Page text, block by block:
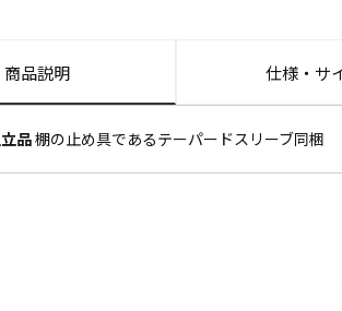
商品説明 仕様・サ
品棚の止め具であるテーパードスリーブ同梱